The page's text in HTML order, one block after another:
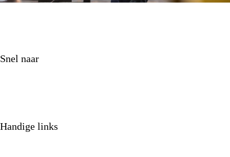
Snel naar
Handige links